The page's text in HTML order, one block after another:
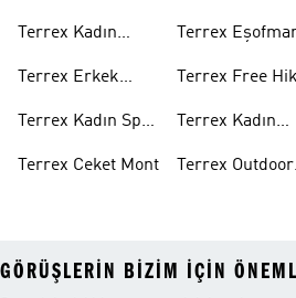
Terrex Kadın
Terrex Erkek
Terrex Kadın Spor
Terrex Ceket Mont
Terrex
Terrex Free
Terrex Kadın
Terrex Outdoor
GÖRÜŞLERIN BIZIM IÇIN